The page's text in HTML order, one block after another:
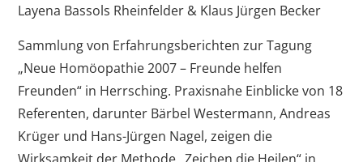
Layena Bassols Rheinfelder & Klaus Jürgen Becker
Sammlung von Erfahrungsberichten zur Tagung
„Neue Homöopathie 2007 – Freunde helfen
Freunden“ in Herrsching. Praxisnahe Einblicke von 18
Referenten, darunter Bärbel Westermann, Andreas
Krüger und Hans-Jürgen Nagel, zeigen die